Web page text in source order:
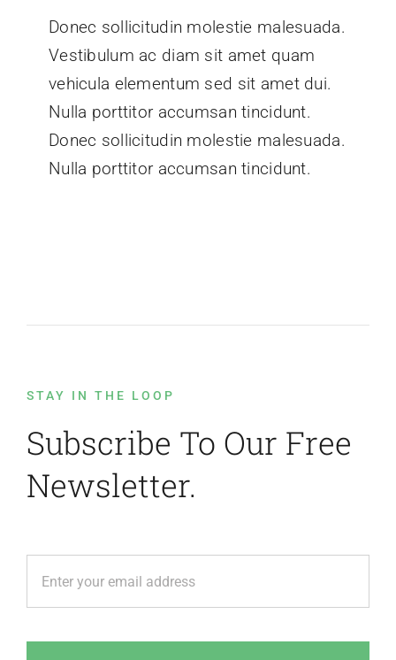
Subscribe To Our Free
Newsletter.
Don’t have an account yet? Get started with a 12-day free trial
Leave A Comment